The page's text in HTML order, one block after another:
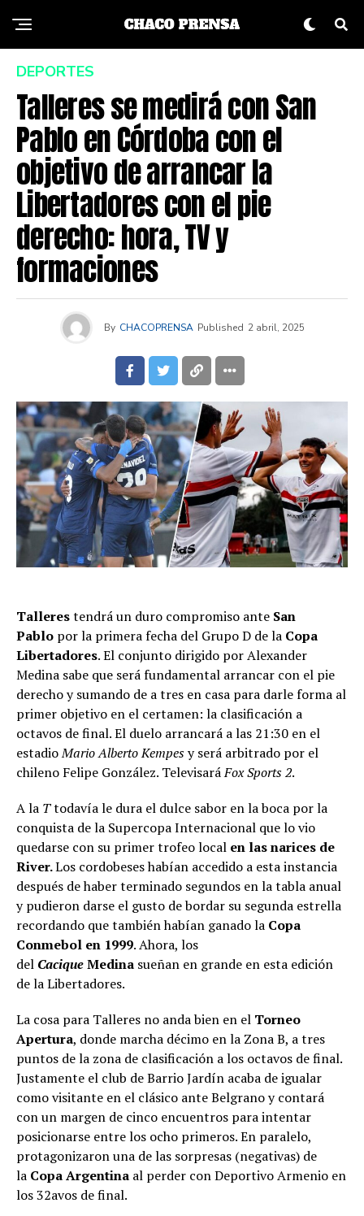
DEPORTES
Talleres se medirá con San
Pablo en Córdoba con el
objetivo de arrancar la
Libertadores con el pie
derecho: hora, TV y
formaciones
By CHACOPRENSA Published 2 abril, 2025
Tallerestendrá un duro compromiso ante San
Pablo por la primera fecha del Grupo D de la Copa
Libertadores. El conjunto dirigido por Alexander
Medina sabe que será fundamental arrancar con el pie
derecho y sumando de a tres en casa para darle forma al
primer objetivo en el certamen: la clasificación a
octavos de final. El duelo arrancará a las 21:30 en el
estadioMario Alberto Kempesy será arbitrado por el
chileno Felipe González. TelevisaráFox Sports 2.
A la Ttodavía le dura el dulce sabor en la boca por la
conquista de la Supercopa Internacional que lo vio
quedarse con su primer trofeo local en las narices de
River.Los cordobeses habían accedido a esta instancia
después de haber terminado segundos en la tabla anual
y pudieron darse el gusto de bordar su segunda estrella
recordando que también habían ganado la Copa
Conmebol en 1999. Ahora, los
del CaciqueMedina sueñan en grande en esta edición
de la Libertadores.
La cosa para Talleres no anda bien en el Torneo
Apertura, donde marcha décimo en la Zona B, a tres
puntos de la zona de clasificación a los octavos de final.
Justamente el club de Barrio Jardín acaba de igualar
como visitante en el clásico ante Belgrano y contará
con un margen de cinco encuentros para intentar
posicionarse entre los ocho primeros. En paralelo,
protagonizaron una de las sorpresas (negativas) de
la Copa Argentina al perder con Deportivo Armenio en
los 32avos de final.